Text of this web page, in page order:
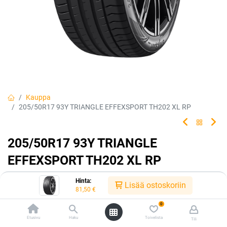
Hinta:
81,50 € Lisää ostoskoriin
Etusivu Haku
0
Toivelista Tili
Kauppa
205/50R17 93Y TRIANGLE EFFEXSPORT TH202 XL RP
205/50R17 93Y TRIANGLE
EFFEXSPORT TH202 XL RP
6959753231466 Tuotekoodi:227651
€ / kpl
Saatavilla